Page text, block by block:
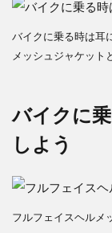
バイクに乗る時は耳
メッシュジャケット
バイクに
しよう
フルフェイスヘルメ